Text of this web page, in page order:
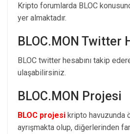
Kripto forumlarda BLOC
yer almaktadır.
BLOC.MON Twitter
BLOC twitter hesabını takip
ulaşabilirsiniz.
BLOC.MON Projesi
BLOC projesi kripto havuzunda
ayrışmakta olup, diğerlerinden